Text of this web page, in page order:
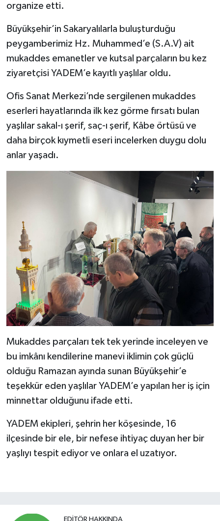
organize etti.
Büyükşehir’in Sakaryalılarla buluşturduğu
peygamberimiz Hz. Muhammed’e (S.A.V) ait
mukaddes emanetler ve kutsal parçaların bu kez
ziyaretçisi YADEM’e kayıtlı yaşlılar oldu.
Ofis Sanat Merkezi’nde sergilenen mukaddes
eserleri hayatlarında ilk kez görme fırsatı bulan
yaşlılar sakal-ı şerif, saç-ı şerif, Kâbe örtüsü ve
daha birçok kıymetli eseri incelerken duygu dolu
anlar yaşadı.
Mukaddes parçaları tek tek yerinde inceleyen ve
bu imkânı kendilerine manevi iklimin çok güçlü
olduğu Ramazan ayında sunan Büyükşehir’e
teşekkür eden yaşlılar YADEM’e yapılan her iş için
minnettar olduğunu ifade etti.
YADEM ekipleri, şehrin her köşesinde, 16
ilçesinde bir ele, bir nefese ihtiyaç duyan her bir
yaşlıyı tespit ediyor ve onlara el uzatıyor.
EDITÖR HAKKINDA